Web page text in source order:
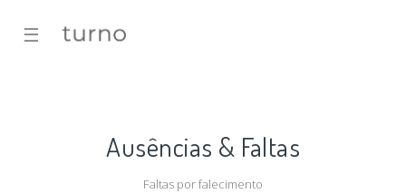
☰
Ausências & Faltas
Faltas por falecimento